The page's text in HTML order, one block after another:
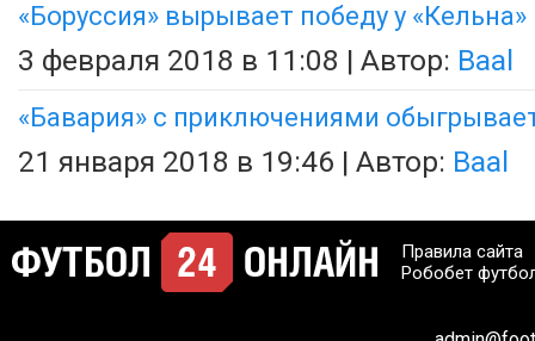
«Боруссия» вырывает победу у «Кельна»
3 февраля 2018 в 11:08 | Автор: Baal
«Бавария» с приключениями
21 января 2018 в 19:46 | Автор: Baal
Правила сайта
Робобет